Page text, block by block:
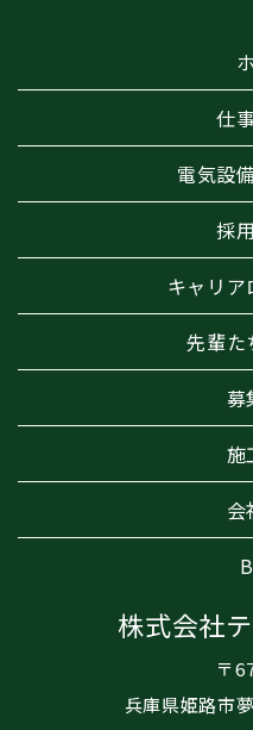
仕
電気設
採
キャリ
先輩た
募
施
会
株式会社
〒
兵庫県姫路市